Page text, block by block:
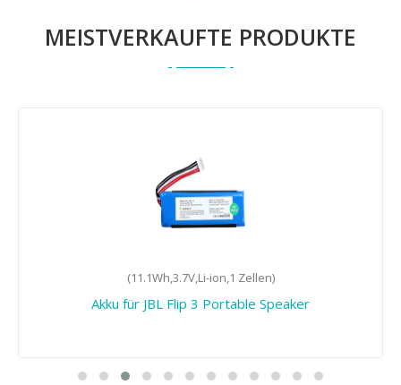
MEISTVERKAUFTE PRODUKTE
(11.1Wh,3.7V,Li-ion,1 Zellen)
Akku für JBL Flip 3 Portable Speaker